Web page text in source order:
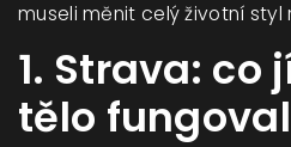
museli měnit celý životní styl
1. Strava: co
tělo